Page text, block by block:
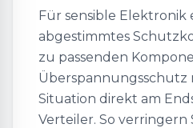
Für sensible Elektronik
abgestimmtes
zu passenden
Überspannungsschutz
Situation direkt am
Verteiler. So verringern